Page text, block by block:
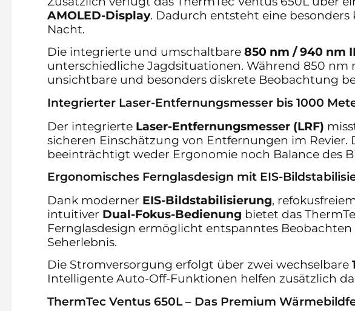
AMOLED-Display. Dadurch entsteht eine
Nacht.
Die integrierte und umschaltbare 850 nm / 940 nm
unterschiedliche Jagdsituationen. Während 850
unsichtbare und besonders diskrete Beobachtung
Integrierter Laser-Entfernungsmesser bis 1000
Der integrierte Laser-Entfernungsmesser (LRF)
sicheren Einschätzung von Entfernungen im
beeinträchtigt weder Ergonomie noch Balance des
Ergonomisches Fernglasdesign mit EIS-
Dank moderner EIS-Bildstabilisierung,
intuitiver Dual-Fokus-Bedienung bietet das
Fernglasdesign ermöglicht entspanntes
Seherlebnis.
Die Stromversorgung erfolgt über zwei wechselbare
Intelligente Auto-Off-Funktionen helfen zusätzlich
ThermTec Ventus 650L – Das Premium